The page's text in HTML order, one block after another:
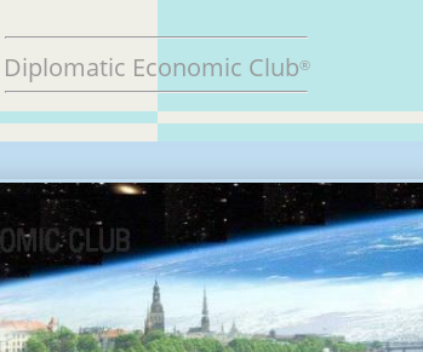
Diplomatic Economic Club®